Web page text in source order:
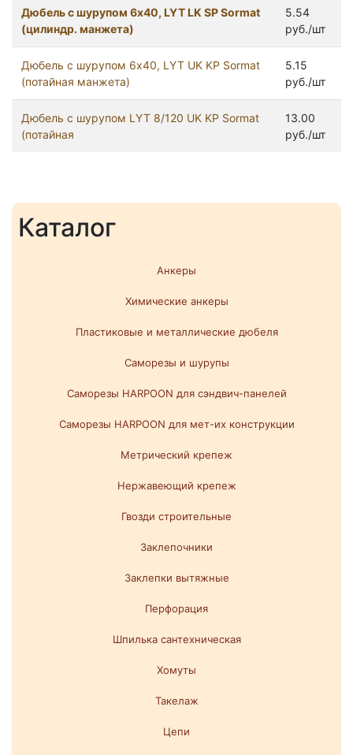
Каталог
Анкеры
Химические анкеры
Пластиковые и металлические дюбеля
Саморезы и шурупы
Саморезы HARPOON для сэндвич-панелей
Саморезы HARPOON для мет-их конструкции
Метрический крепеж
Нержавеющий крепеж
Гвозди строительные
Заклепочники
Заклепки вытяжные
Перфорация
Шпилька сантехническая
Хомуты
Такелаж
Цепи
Дюбель с шурупом 6x40, LYT LK SP Sormat
(цилиндр. манжета)
5.54
руб./шт
Дюбель с шурупом 6x40, LYT UK KP Sormat
(потайная манжета)
5.15
руб./шт
Дюбель с шурупом LYT 8/120 UK KP Sormat
(потайная
13.00
руб./шт